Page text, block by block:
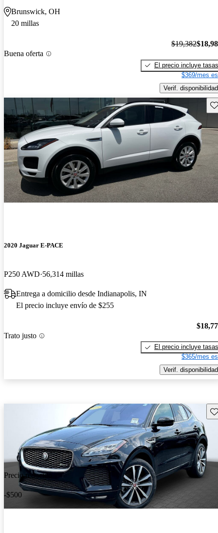
Brunswick, OH
20 millas
Buena oferta
$19,382
El precio incluye tasas
$369/mes
Verif. disponibilidad
2020 Jaguar E-PACE
P250 AWD 56,314 millas
Entrega a domicilio desde Indianapolis, IN
El precio incluye envío de $255
Trato justo
El precio incluye tasas
$365/mes
Verif. disponibilidad
Precio reducido
-$500